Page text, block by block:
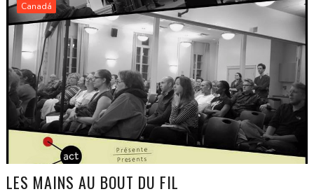
Canadá
LES MAINS AU BOUT DU FIL